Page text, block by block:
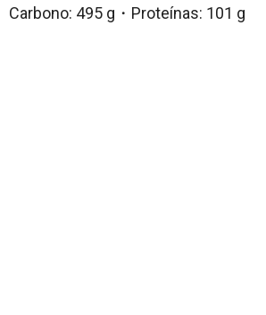
Carbono: 495 g・Proteínas: 101 g